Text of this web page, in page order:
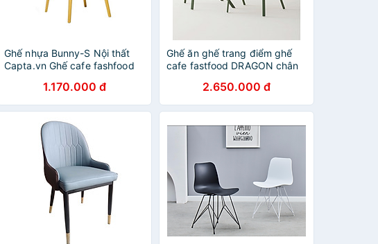
Ghế nhựa Bunny-S Nội thất
Capta.vn Ghế cafe fashfood
1.170.000 đ
Ghế ăn ghế trang điểm ghế
cafe fastfood DRAGON chân
Dragon tiêu chuẩn Châu Âu ở
HCM
2.650.000 đ